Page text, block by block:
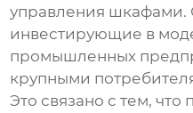
управления шкафами.
инвестирующие в
промышленных
крупными
Это связано с тем, что